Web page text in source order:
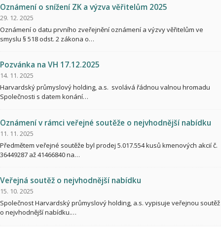
Oznámení o snížení ZK a výzva věřitelům 2025
29. 12. 2025
Oznámení o datu prvního zveřejnění oznámení a výzvy věřitelům ve
smyslu § 518 odst. 2 zákona o…
Pozvánka na VH 17.12.2025
14. 11. 2025
Harvardský průmyslový holding, a.s. svolává řádnou valnou hromadu
Společnosti s datem konání…
Oznámení v rámci veřejné soutěže o nejvhodnější nabídku
11. 11. 2025
Předmětem veřejné soutěže byl prodej 5.017.554 kusů kmenových akcií č.
36449287 až 41466840 na…
Veřejná soutěž o nejvhodnější nabídku
15. 10. 2025
Společnost Harvardský průmyslový holding, a.s. vypisuje veřejnou soutěž
o nejvhodnější nabídku.…